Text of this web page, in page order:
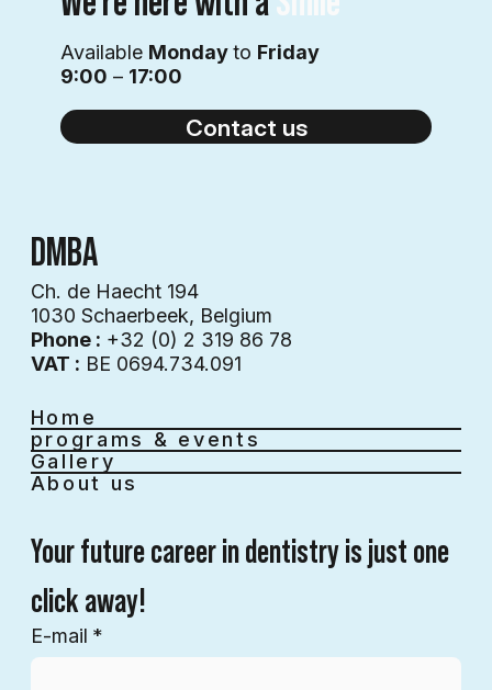
DMBA
Ch. de Haecht 194
1030 Schaerbeek, Belgium
Phone : +32 (0) 2 319 86 78
VAT : BE 0694.734.091
Home
programs & events
Gallery
About us
Your future career in dentistry is just one
click away!
E-mail *
Available Mondayto Friday
9:00 – 17:00
Contact us